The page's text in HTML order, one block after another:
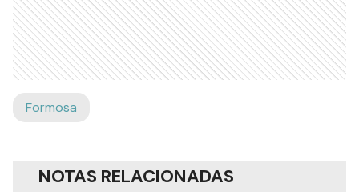
Formosa
NOTAS RELACIONADAS